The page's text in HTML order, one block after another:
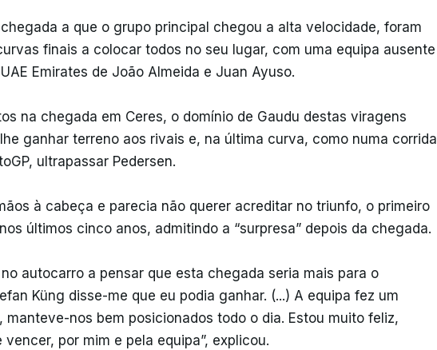
a que o grupo principal chegou a alta velocidade, foram
finais a colocar todos no seu lugar, com uma equipa ausente
Emirates de João Almeida e Juan Ayuso.
na chegada em Ceres, o domínio de Gaudu destas viragens
ganhar terreno aos rivais e, na última curva, como numa corrida
ultrapassar Pedersen.
à cabeça e parecia não querer acreditar no triunfo, o primeiro
últimos cinco anos, admitindo a “surpresa” depois da chegada.
autocarro a pensar que esta chegada seria mais para o
Küng disse-me que eu podia ganhar. (...) A equipa fez um
manteve-nos bem posicionados todo o dia. Estou muito feliz,
por mim e pela equipa”, explicou.